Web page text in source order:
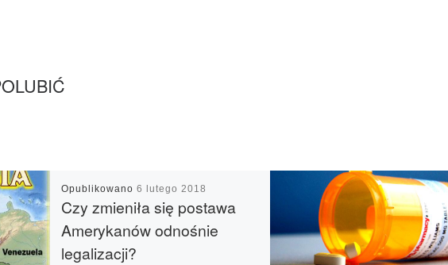
Opublikowano 6 lutego 2018
Czy zmieniła się postawa
Amerykanów odnośnie
legalizacji?